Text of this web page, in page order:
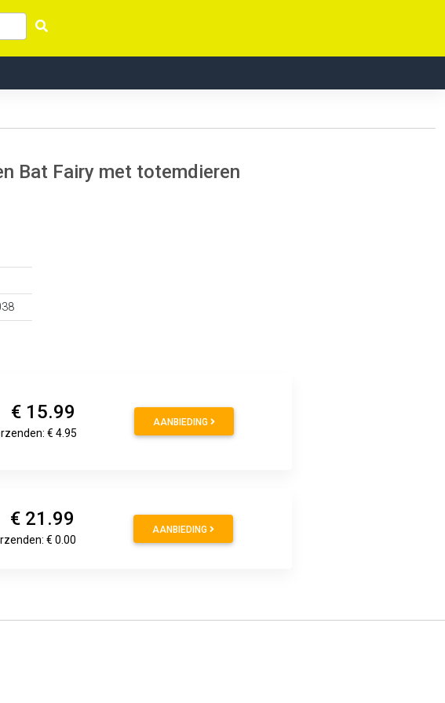
Bat Fairy met totemdieren
15.99
€ 4.95
AANBIEDING
21.99
€ 0.00
AANBIEDING